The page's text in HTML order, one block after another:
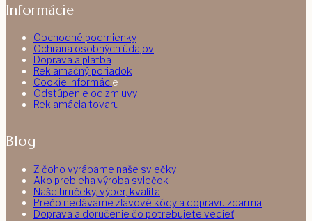
Informácie
Obchodné podmienky
Ochrana osobných údajov
Doprava a platba
Reklamačný poriadok
Cookie informácie
Odstúpenie od zmluvy
Reklamácia tovaru
Blog
Z čoho vyrábame naše sviečky
Ako prebieha výroba sviečok
Naše hrnčeky, výber, kvalita
Prečo nedávame zľavové kódy a dopravu zdarma
Doprava a doručenie čo potrebujete vedieť